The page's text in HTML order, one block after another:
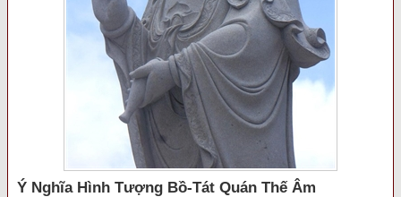
Ý Nghĩa Hình Tượng Bồ-Tát Quán Thế Âm